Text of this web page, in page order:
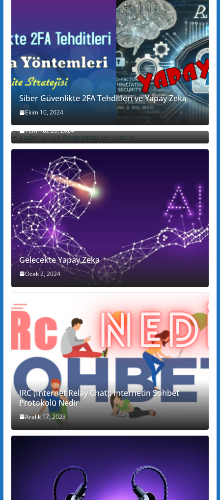
Siber Güvenlikte 2FA Tehditleri ve Yapay Zeka
Ekim 10, 2024
Kadınlar için Programlar ve Kurslar
Temmuz 20, 2024
Gelecekte Yapay Zeka
Ocak 2, 2024
IRC (Internet Relay Chat): İnternetin Sohbet
Protokolü Nedir
Aralık 17, 2023